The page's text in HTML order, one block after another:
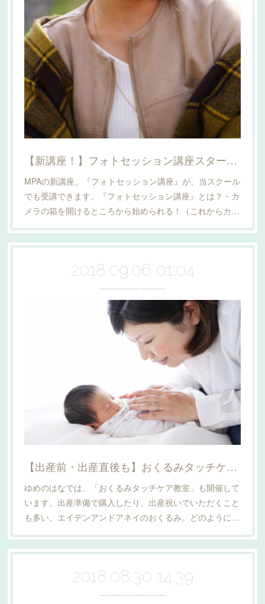
【新講座！】フォトセッション講座スタートしました
MPAの新講座、『フォトセッション講座』が、当スクール
でも受講できます。『フォトセッション講座』とは？・カ
メラの箱を開けるところから始められる！（これからカ…
2018.09.06 01:04
【出産前・出産直後も】おくるみタッチケア教室
ゆめのはなでは、「おくるみタッチケア教室」も開催して
います。出産準備で購入したり、出産祝いでいただくこと
も多い、エイデンアンドアネイのおくるみ。どのように…
2018.08.30 14:39